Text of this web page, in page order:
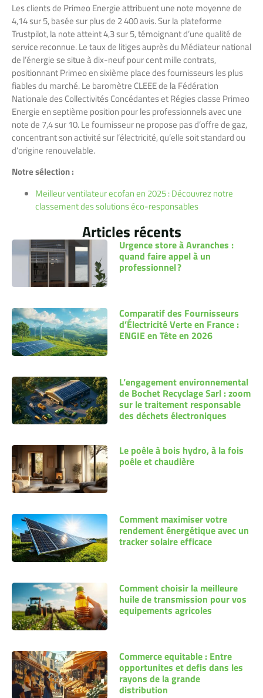
Les clients de Primeo Energie attribuent une note moyenne de
4,14 sur 5, basée sur plus de 2 400 avis. Sur la plateforme
Trustpilot, la note atteint 4,3 sur 5, témoignant d’une qualité de
service reconnue. Le taux de litiges auprès du Médiateur national
de l’énergie se situe à dix-neuf pour cent mille contrats,
positionnant Primeo en sixième place des fournisseurs les plus
fiables du marché. Le baromètre CLEEE de la Fédération
Nationale des Collectivités Concédantes et Régies classe Primeo
Energie en septième position pour les professionnels avec une
note de 7,4 sur 10. Le fournisseur ne propose pas d’offre de gaz,
concentrant son activité sur l’électricité, qu’elle soit standard ou
d’origine renouvelable.
Notre sélection :
Meilleur ventilateur ecofan en 2025 : Découvrez notre
classement des solutions éco-responsables
Articles récents
Urgence store à Avranches :
quand faire appel à un
professionnel ?
Comparatif des Fournisseurs
d’Électricité Verte en France :
ENGIE en Tête en 2026
L’engagement environnemental
de Bochet Recyclage Sarl : zoom
sur le traitement responsable
des déchets électroniques
Le poêle à bois hydro, à la fois
poêle et chaudière
Comment maximiser votre
rendement énergétique avec un
tracker solaire efficace
Comment choisir la meilleure
huile de transmission pour vos
equipements agricoles
Commerce equitable : Entre
opportunites et defis dans les
rayons de la grande
distribution